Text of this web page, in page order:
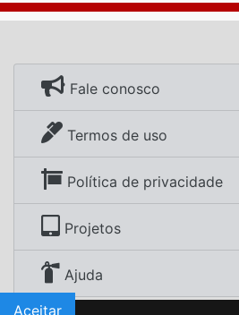
Fale conosco
Termos de uso
Política de privacidade
Projetos
Ajuda
Aceitar